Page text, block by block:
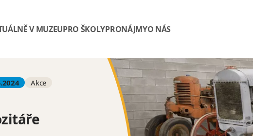
V MUZEUPRO ŠKOLYPRONÁJMYO NÁS
Akce